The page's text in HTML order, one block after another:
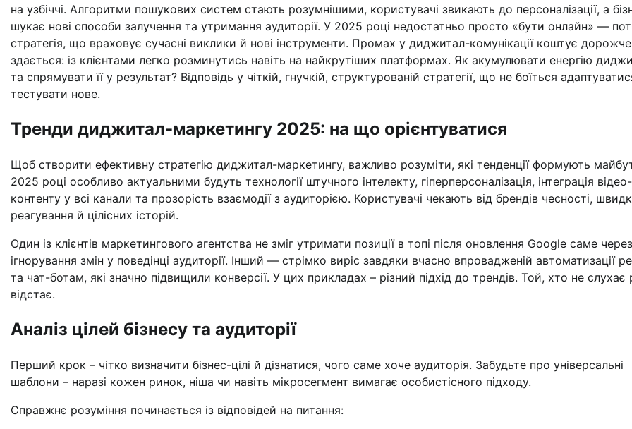
на узбіччі. Алгоритми пошукових систем стають розумнішими, користувачі звикають до персоналізації, а
шукає нові способи залучення та утримання аудиторії. У 2025 році недостатньо просто «бути онлайн» —
стратегія, що враховує сучасні виклики й нові інструменти. Промах у диджитал-комунікації коштує
здається: із клієнтами легко розминутись навіть на найкрутіших платформах. Як акумулювати енергію
та спрямувати її у результат? Відповідь у чіткій, гнучкій, структурованій стратегії, що не боїться
тестувати нове.
Тренди диджитал-маркетингу 2025: на що орієнтуватися
Щоб створити ефективну стратегію диджитал-маркетингу, важливо розуміти, які тенденції формують
2025 році особливо актуальними будуть технології штучного інтелекту, гіперперсоналізація, інтеграція відео-
контенту у всі канали та прозорість взаємодії з аудиторією. Користувачі чекають від брендів чесності,
реагування й цілісних історій.
Один із клієнтів маркетингового агентства не зміг утримати позиції в топі після оновлення Google саме через
ігнорування змін у поведінці аудиторії. Інший — стрімко виріс завдяки вчасно впровадженій автоматизації
та чат-ботам, які значно підвищили конверсії. У цих прикладах – різний підхід до трендів. Той, хто не слухає
відстає.
Аналіз цілей бізнесу та аудиторії
Перший крок – чітко визначити бізнес-цілі й дізнатися, чого саме хоче аудиторія. Забудьте про універсальні
шаблони – наразі кожен ринок, ніша чи навіть мікросегмент вимагає особистісного підходу.
Справжнє розуміння починається із відповідей на питання: